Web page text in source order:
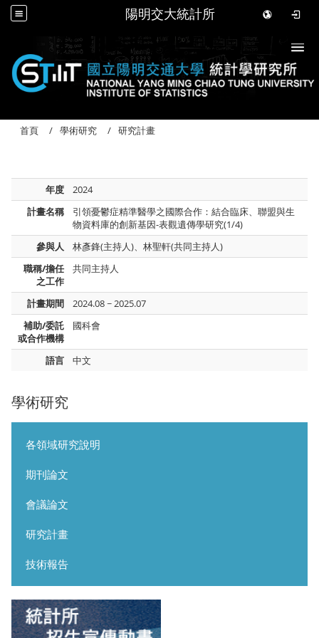
陽明交大統計所
學術研究
各領域研究說明
期刊論文
會議論文
研究計畫
技術報告
首頁 學術研究 研究計畫
年度
2024
計畫名稱
引領憂鬱症精準醫學之國際合作：結合臨床、聯盟與生
物資料庫的創新基因-表觀遺傳學研究(1/4)
參與人
林彥鋒(主持人)、林聖軒(共同主持人)
職稱/擔任
之工作
共同主持人
計畫期間
2024.08 ~ 2025.07
補助/委託
或合作機構
國科會
語言 中文